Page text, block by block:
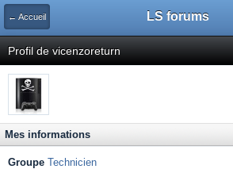
← Accueil LS forums
Profil de vicenzoreturn
Mes informations
Groupe Technicien